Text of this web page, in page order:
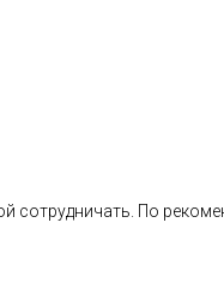
сотрудничать. По